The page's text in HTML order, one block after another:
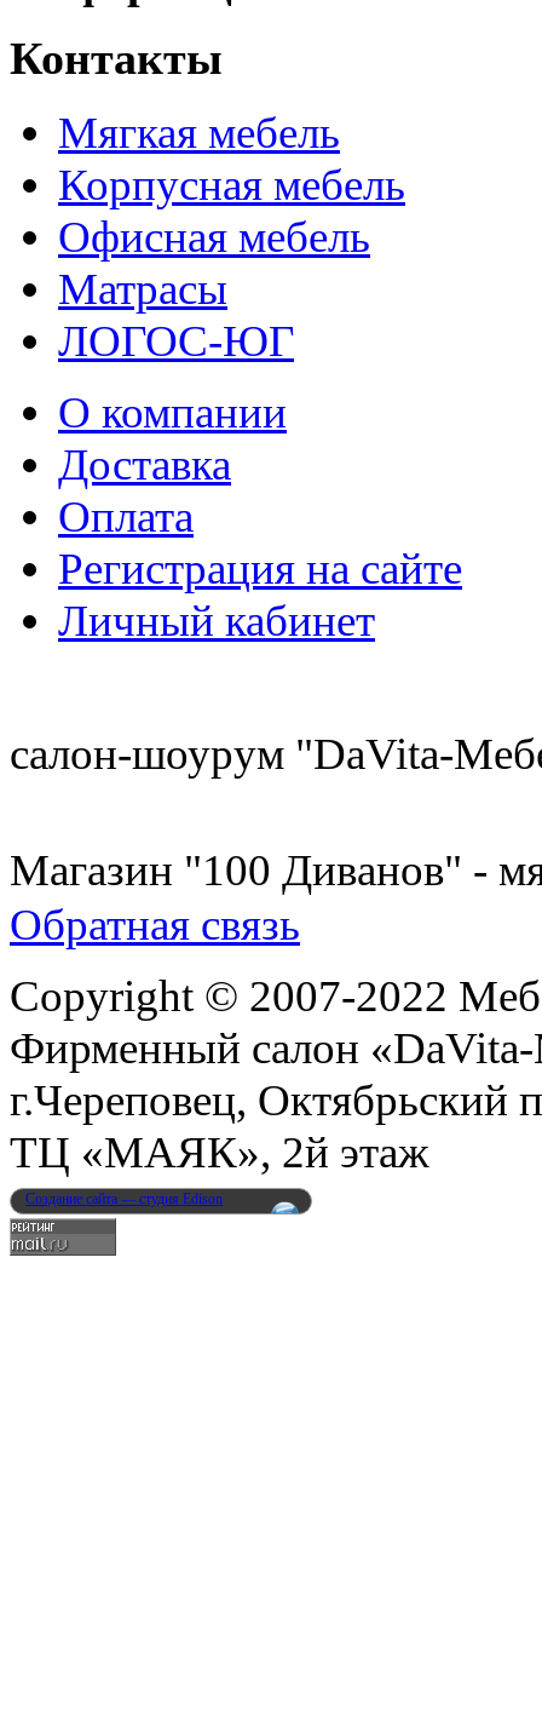
Контакты
Мягкая мебель
Корпусная мебель
Офисная мебель
Матрасы
ЛОГОС-ЮГ
О компании
Доставка
Оплата
Регистрация на сайте
Личный кабинет
салон-шоурум "DaVita-
Магазин "100 Диванов" -
Обратная связь
Copyright © 2007-2022
Фирменный салон
г.Череповец, Октябрьский
ТЦ «МАЯК», 2й этаж
Создание сайта — студия Edison